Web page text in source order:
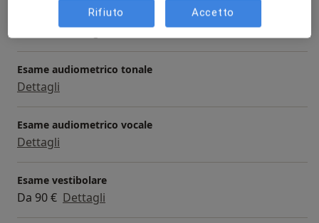
Visita otorinolaringoiatrica
Dettagli
Esame audiometrico tonale
Dettagli
Esame audiometrico vocale
Dettagli
Esame vestibolare
Da 90 € Dettagli
Rifiuto Accetto